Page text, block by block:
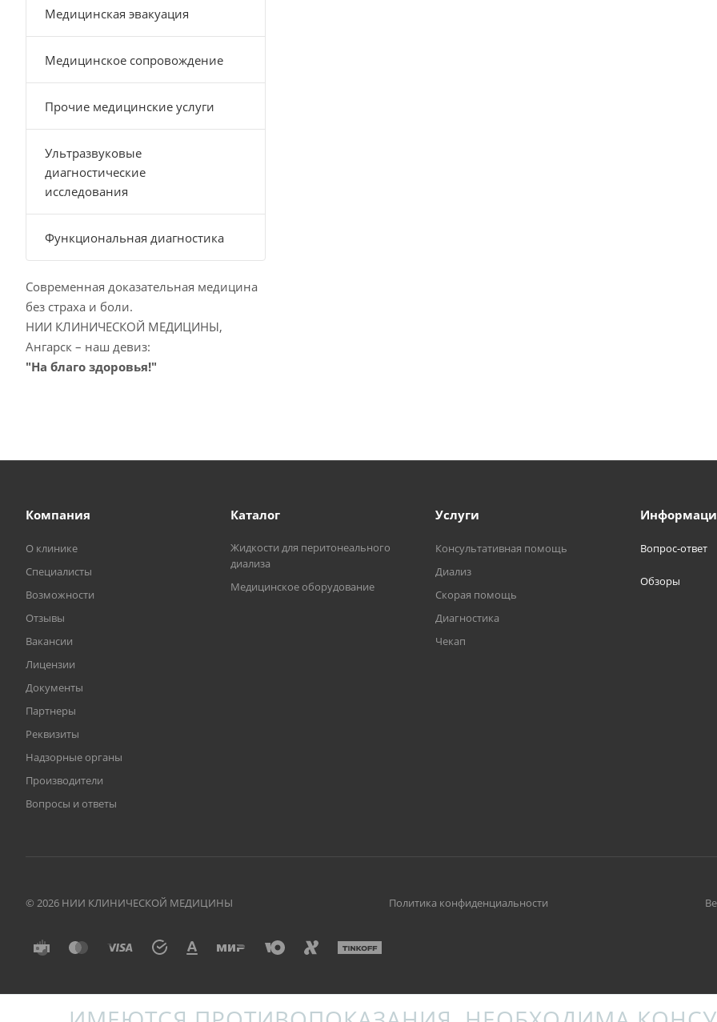
Медицинская эвакуация
Медицинское сопровождение
Прочие медицинские услуги
Ультразвуковые
диагностические
исследования
Функциональная диагностика
Современная доказательная медицина
без страха и боли.
НИИ КЛИНИЧЕСКОЙ МЕДИЦИНЫ,
Ангарск – наш девиз:
"На благо здоровья!"
Компания
О клинике
Специалисты
Возможности
Отзывы
Вакансии
Лицензии
Документы
Партнеры
Реквизиты
Надзорные органы
Производители
Вопросы и ответы
Каталог
Жидкости для перитонеального
диализа
Медицинское оборудование
Услуги
Консультативная помощь
Диализ
Скорая помощь
Диагностика
Чекап
Вопрос-ответ
Обзоры
© 2026 НИИ КЛИНИЧЕСКОЙ МЕДИЦИНЫ Политика конфиденциальности